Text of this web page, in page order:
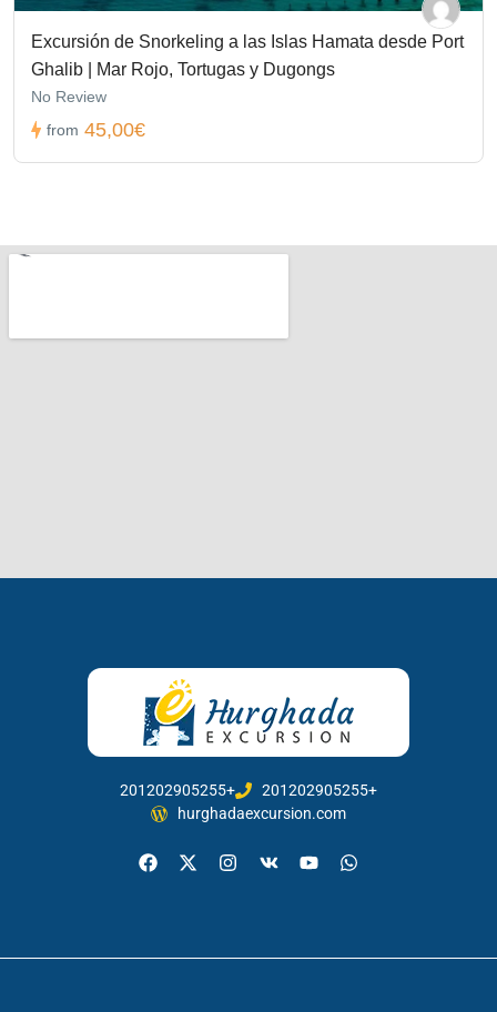
Excursión de Snorkeling a las Islas Hamata desde Port
Ghalib | Mar Rojo, Tortugas y Dugongs
No Review
from 45,00€
201202905255+
201202905255+
hurghadaexcursion.com